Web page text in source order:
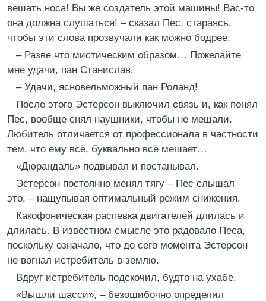
вешать носа! Вы же создатель этой машины! Вас-то
она должна слушаться! – сказал Пес, стараясь,
чтобы эти слова прозвучали как можно бодрее.
– Разве что мистическим образом… Пожелайте
мне удачи, пан Станислав.
– Удачи, ясновельможный пан Роланд!
После этого Эстерсон выключил связь и, как понял
Пес, вообще снял наушники, чтобы не мешали.
Любитель отличается от профессионала в частности
тем, что ему всё, буквально всё мешает…
«Дюрандаль» подвывал и постанывал.
Эстерсон постоянно менял тягу – Пес слышал
это, – нащупывая оптимальный режим снижения.
Какофоническая распевка двигателей длилась и
длилась. В известном смысле это радовало Песа,
поскольку означало, что до сего момента Эстерсон
не вогнал истребитель в землю.
Вдруг истребитель подскочил, будто на ухабе.
«Вышли шасси», – безошибочно определил